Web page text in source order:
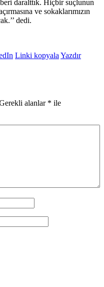
daralttık. Hiçbir suçlunun
ve sokaklarımızın
dedi.
Linki kopyala Yazdır
alanlar * ile